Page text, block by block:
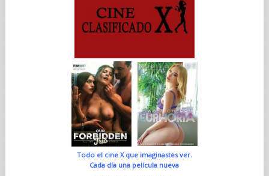
Todo el cine X que imaginastes ver.
Cada día una película nueva